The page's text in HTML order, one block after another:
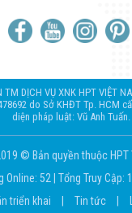
TM DỊCH VỤ XNK HPT VIỆT
do Sở KHĐT Tp. HCM
diện pháp luật: Vũ Anh Tuấn.
© Bản quyền thuộc HPT
Online: 52 |Tổng Truy Cập:
triển khai
Tin tức